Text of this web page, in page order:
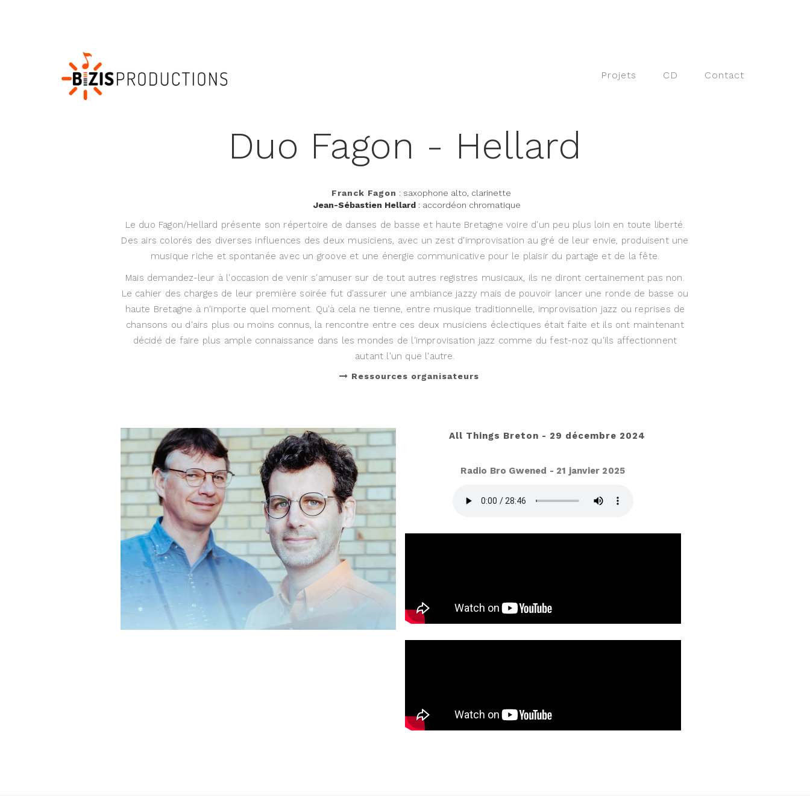
Projets CD Contact
Duo Fagon - Hellard
Franck Fagon : saxophone alto, clarinette
Jean-Sébastien Hellard : accordéon chromatique
Le duo Fagon/Hellard présente son répertoire de danses de basse et haute Bretagne voire d'un peu plus loin en toute liberté.
Des airs colorés des diverses influences des deux musiciens, avec un zest d'improvisation au gré de leur envie, produisent une
musique riche et spontanée avec un groove et une énergie communicative pour le plaisir du partage et de la fête.
Mais demandez-leur à l'occasion de venir s'amuser sur de tout autres registres musicaux, ils ne diront certainement pas non.
Le cahier des charges de leur première soirée fut d'assurer une ambiance jazzy mais de pouvoir lancer une ronde de basse ou
haute Bretagne à n'importe quel moment. Qu'à cela ne tienne, entre musique traditionnelle, improvisation jazz ou reprises de
chansons ou d'airs plus ou moins connus, la rencontre entre ces deux musiciens éclectiques était faite et ils ont maintenant
décidé de faire plus ample connaissance dans les mondes de l'improvisation jazz comme du fest-noz qu'ils affectionnent
autant l'un que l'autre.
Ressources organisateurs
All Things Breton - 29 décembre 2024
Radio Bro Gwened - 21 janvier 2025